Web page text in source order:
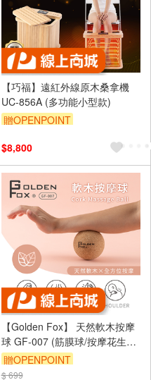
【巧福】遠紅外線原木桑拿機
UC-856A (多功能小型款)
贈OPENPOINT
$8,800
【Golden Fox】 天然軟木按摩
球 GF-007 (筋膜球/按摩花生球/
運動按摩)
贈OPENPOINT
$ 699